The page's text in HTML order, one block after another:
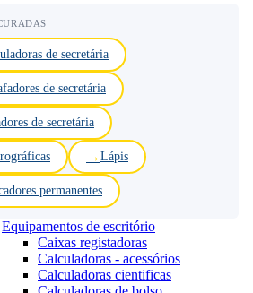
de secretária
de secretária
de secretária
Lápis
permanentes
Equipamentos de escritório
Caixas registadoras
Calculadoras - acessórios
Calculadoras cientificas